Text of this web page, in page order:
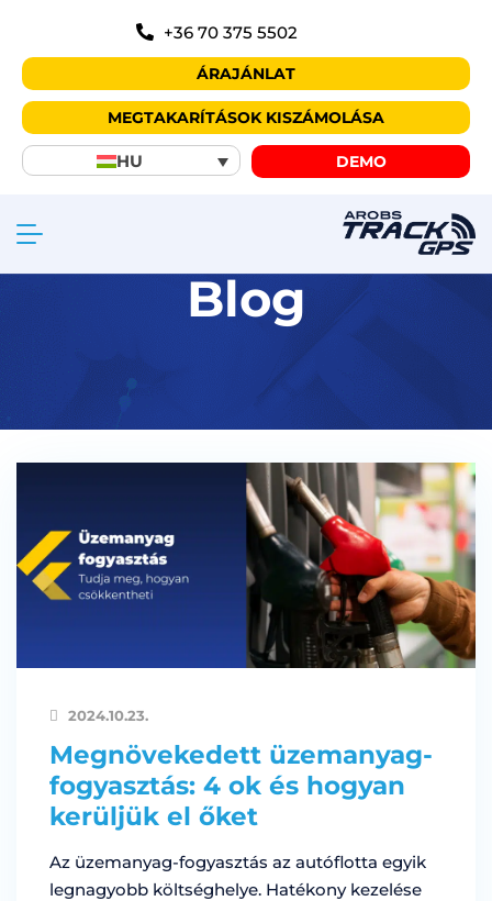
+36 70 375 5502
ÁRAJÁNLAT
MEGTAKARÍTÁSOK KISZÁMOLÁSA
HU DEMO
Blog
2024.10.23.
Megnövekedett üzemanyag-
fogyasztás: 4 ok és hogyan
kerüljük el őket
Az üzemanyag-fogyasztás az autóflotta egyik
legnagyobb költséghelye. Hatékony kezelése